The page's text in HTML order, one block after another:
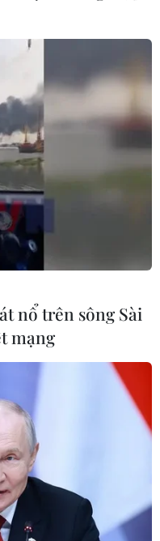
nguồn cung
mua vào với giá
đề tồn kho và dư
sẽ giảm dần,
sản nhập khẩu
khẩu thủy sản
.
4
Vietnam+)
nổ trên sông Sài
mạng